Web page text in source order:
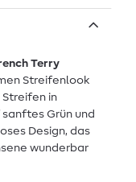
Terry
Streifenlook
Streifen in
Grün und
Design, das
wunderbar